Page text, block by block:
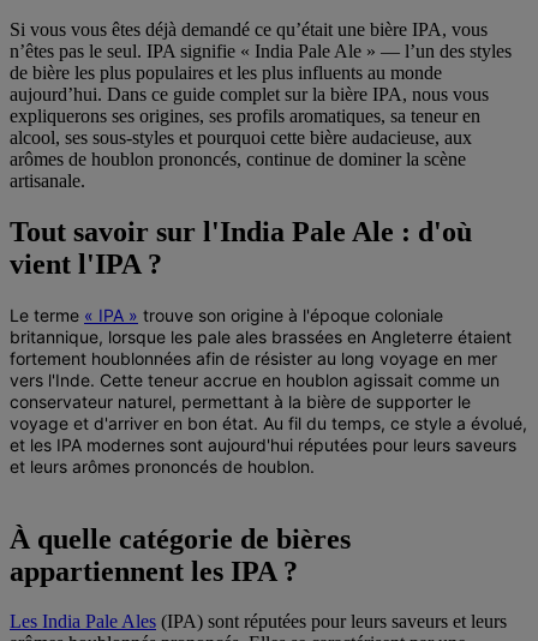
Si vous vous êtes déjà demandé ce qu’était une bière IPA, vous
n’êtes pas le seul. IPA signifie « India Pale Ale » — l’un des styles
de bière les plus populaires et les plus influents au monde
aujourd’hui. Dans ce guide complet sur la bière IPA, nous vous
expliquerons ses origines, ses profils aromatiques, sa teneur en
alcool, ses sous-styles et pourquoi cette bière audacieuse, aux
arômes de houblon prononcés, continue de dominer la scène
artisanale.
Tout savoir sur l'India Pale Ale : d'où
vient l'IPA ?
Le terme « IPA » trouve son origine à l'époque coloniale
britannique, lorsque les pale ales brassées en Angleterre étaient
fortement houblonnées afin de résister au long voyage en mer
vers l'Inde. Cette teneur accrue en houblon agissait comme un
conservateur naturel, permettant à la bière de supporter le
voyage et d'arriver en bon état. Au fil du temps, ce style a évolué,
et les IPA modernes sont aujourd'hui réputées pour leurs saveurs
et leurs arômes prononcés de houblon.
À quelle catégorie de bières
appartiennent les IPA ?
Les India Pale Ales (IPA) sont réputées pour leurs saveurs et leurs